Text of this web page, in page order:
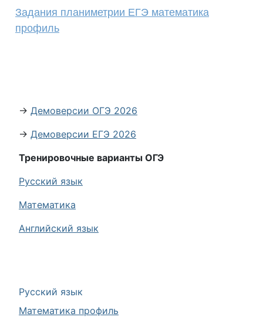
Русский язык
Математика профиль
Задания планиметрии ЕГЭ математика
профиль
→ Демоверсии ОГЭ 2026
→ Демоверсии ЕГЭ 2026
Тренировочные варианты ОГЭ
Русский язык
Математика
Английский язык